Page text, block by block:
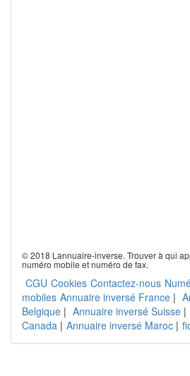
© 2018 Lannuaire-inverse. Trouver à qui
numéro mobile et numéro de fax.
CGU Cookies Contactez-nous
mobiles Annuaire inversé France |
Belgique | Annuaire inversé Suisse |
Canada | Annuaire inversé Maroc |